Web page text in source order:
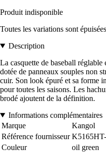
Produit indisponible
Toutes les variations sont épuisées
Description
La casquette de baseball
dotée de panneaux souples non
cuir. Son look épuré et sa forme
pour toutes les saisons. Les
brodé ajoutent de la définition.
Informations complémentaires
Marque
Kangol
Référence fournisseur
Couleur
oil green